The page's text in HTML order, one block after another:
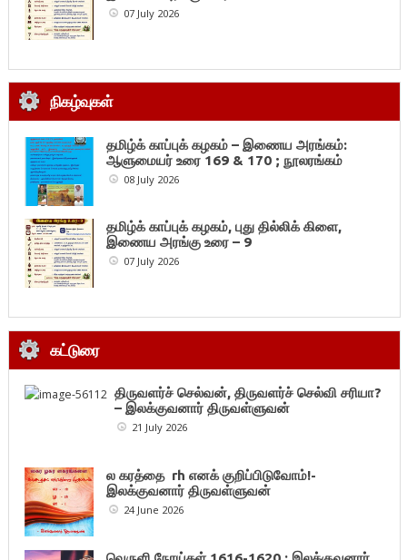
07 July 2026
நிகழ்வுகள்
தமிழ்க் காப்புக் கழகம் – இணைய அரங்கம்:
ஆளுமையர் உரை 169 & 170 ; நூலரங்கம்
08 July 2026
தமிழ்க் காப்புக் கழகம், புது தில்லிக் கிளை,
இணைய அரங்கு உரை – 9
07 July 2026
கட்டுரை
திருவளர்ச் செல்வன், திருவளர்ச் செல்வி சரியா?
– இலக்குவனார் திருவள்ளுவன்
21 July 2026
ல கரத்தை rh எனக் குறிப்பிடுவோம்!-
இலக்குவனார் திருவள்ளுவன்
24 June 2026